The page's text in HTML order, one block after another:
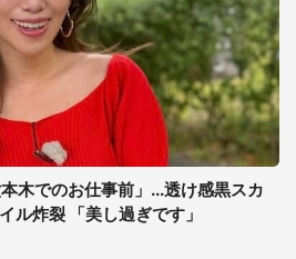
木でのお仕事前」...透け感黒スカ
ル炸裂 「美し過ぎです」